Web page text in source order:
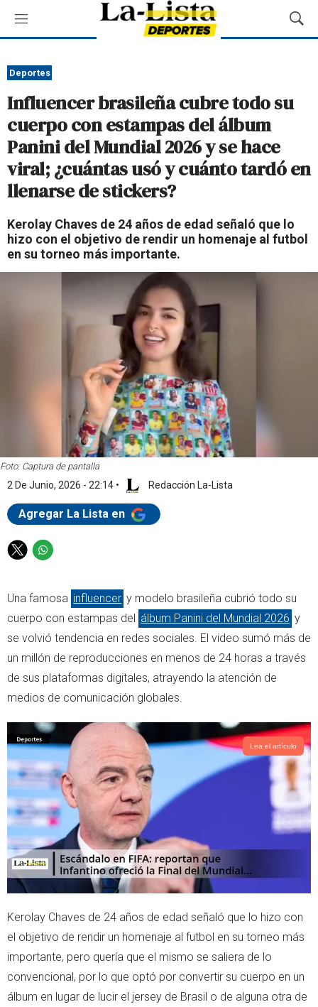
M
e
ú
M
o
q
a
Deportes
Influencer brasileña cubre todo su
cuerpo con estampas del álbum
Panini del Mundial 2026 y se hace
viral; ¿cuántas usó y cuánto tardó en
llenarse de stickers?
Kerolay Chaves de 24 años de edad señaló que lo
hizo con el objetivo de rendir un homenaje al futbol
en su torneo más importante.
Foto: Captura de pantalla
2 De Junio, 2026 - 22:14 • Redacción La-Lista
Agregar La Lista en
T
t
t
r
W
t
s
a
p
p
Una famosa influencer y modelo brasileña cubrió todo su
cuerpo con estampas del
álbum Panini del Mundial 2026 y
se volvió tendencia en redes sociales. El video sumó más de
un millón de reproducciones en menos de 24 horas a través
de sus plataformas digitales, atrayendo la atención de
medios de comunicación globales.
Lea el artículo
Kerolay Chaves de 24 años de edad señaló que lo hizo con
el objetivo de rendir un homenaje al futbol en su torneo más
importante, pero quería que el mismo se saliera de lo
convencional, por lo que optó por convertir su cuerpo en un
álbum en lugar de lucir el jersey de Brasil o de alguna otra de